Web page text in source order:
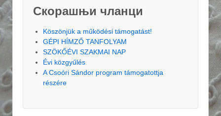
Скорашњи чланци
Köszönjük a működési támogatást!
GÉPI HÍMZŐ TANFOLYAM
SZÖKŐÉVI SZAKMAI NAP
Évi közgyűlés
A Csoóri Sándor program támogatottja
részére